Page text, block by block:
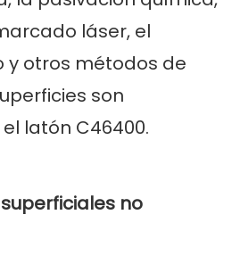
láser, el
otros métodos de
son
latón C46400.
no